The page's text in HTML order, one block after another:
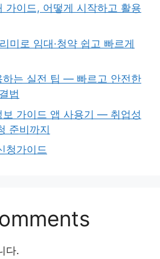
가이드, 어떻게 시작하고 활용
미로 임대·청약 쉽고 빠르게
하는 실전 팁 — 빠르고 안전한
법
보 가이드 앱 사용기 — 취업성
준비까지
청가이드
다.